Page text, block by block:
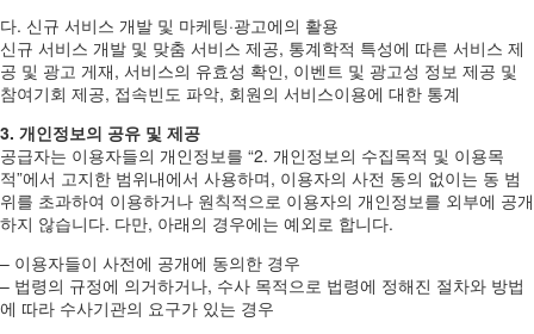
다. 신규 서비스 개발 및 마케팅·광고에의 활용
신규 서비스 개발 및 맞춤 서비스 제공, 통계학적 특성에 따른 서비스 제
공 및 광고 게재, 서비스의 유효성 확인, 이벤트 및 광고성 정보 제공 및
참여기회 제공, 접속빈도 파악, 회원의 서비스이용에 대한 통계
3. 개인정보의 공유 및 제공
공급자는 이용자들의 개인정보를 “2. 개인정보의 수집목적 및 이용목
적”에서 고지한 범위내에서 사용하며, 이용자의 사전 동의 없이는 동 범
위를 초과하여 이용하거나 원칙적으로 이용자의 개인정보를 외부에 공개
하지 않습니다. 다만, 아래의 경우에는 예외로 합니다.
– 이용자들이 사전에 공개에 동의한 경우
– 법령의 규정에 의거하거나, 수사 목적으로 법령에 정해진 절차와 방법
에 따라 수사기관의 요구가 있는 경우